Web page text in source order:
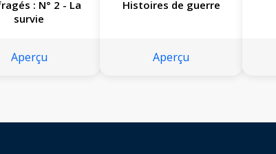
: N° 2 - La
survie
Aperçu
Histoires de guerre
Aperçu